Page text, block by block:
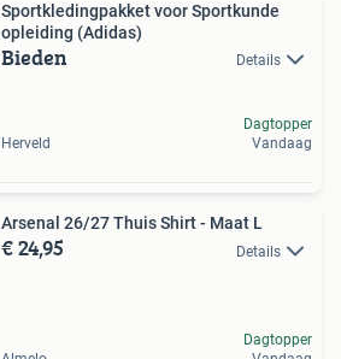
Sportkledingpakket voor Sportkunde
opleiding (Adidas)
Bieden Details
Herveld
Dagtopper
Vandaag
Arsenal 26/27 Thuis Shirt - Maat L
€ 24,95 Details
Dagtopper